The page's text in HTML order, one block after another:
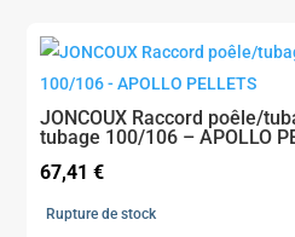
79,00 €.
63,20 €.
JONCOUX Raccord poêle/
tubage 100/106 – APOLLO
67,41€
Rupture de stock